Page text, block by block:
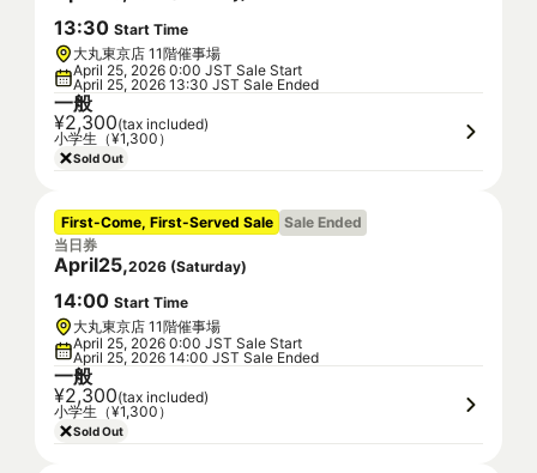
13:30 Start Time
大丸東京店 11階催事場
April 25, 2026 0:00 JST Sale Start
April 25, 2026 13:30 JST Sale Ended
一般
¥2,300(tax included)
小学生（¥1,300）
Sold Out
First-Come, First-Served Sale Sale Ended
当日券
April25,2026 (Saturday)
14:00 Start Time
大丸東京店 11階催事場
April 25, 2026 0:00 JST Sale Start
April 25, 2026 14:00 JST Sale Ended
一般
¥2,300(tax included)
小学生（¥1,300）
Sold Out